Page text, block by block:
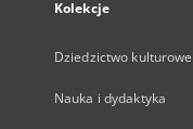
Kolekcje
Dziedzictwo kulturowe
Nauka i dydaktyka